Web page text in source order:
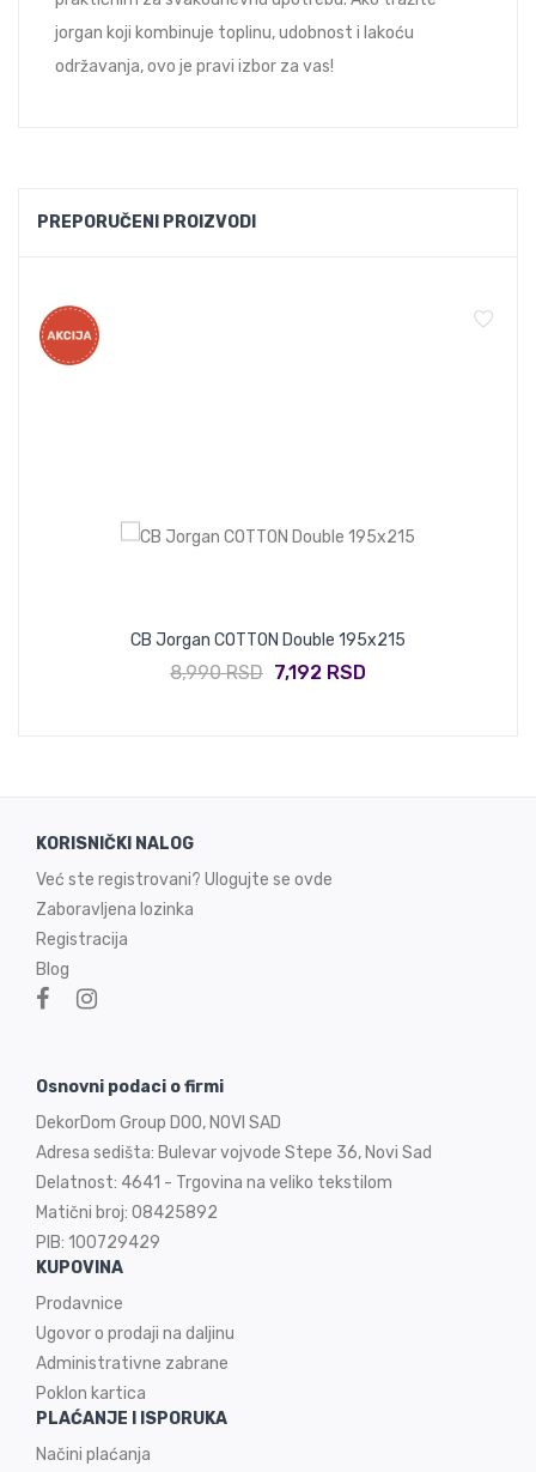
jorgan koji kombinuje toplinu, udobnost i lakoću
održavanja, ovo je pravi izbor za vas!
PREPORUČENI PROIZVODI
CB Jorgan COTTON Double 195x215
8,990 RSD 7,192 RSD
KORISNIČKI NALOG
Već ste registrovani? Ulogujte se ovde
Zaboravljena lozinka
Registracija
Blog
Osnovni podaci o firmi
DekorDom Group DOO, NOVI SAD
Adresa sedišta: Bulevar vojvode Stepe 36, Novi Sad
Delatnost: 4641 - Trgovina na veliko tekstilom
Matični broj: 08425892
PIB: 100729429
KUPOVINA
Prodavnice
Ugovor o prodaji na daljinu
Administrativne zabrane
Poklon kartica
PLAĆANJE I ISPORUKA
Načini plaćanja